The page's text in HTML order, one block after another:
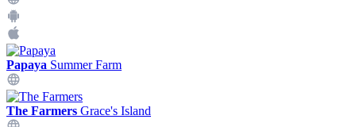
Papaya Summer Farm
The Farmers Grace's Island